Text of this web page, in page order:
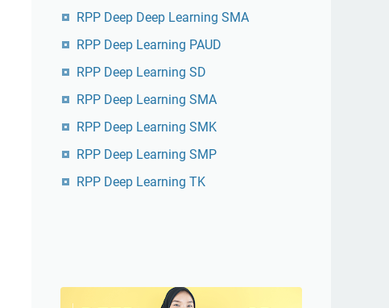
RPP Deep Deep Learning SMA
RPP Deep Learning PAUD
RPP Deep Learning SD
RPP Deep Learning SMA
RPP Deep Learning SMK
RPP Deep Learning SMP
RPP Deep Learning TK